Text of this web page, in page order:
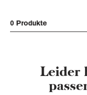
0 Produkte
Leider